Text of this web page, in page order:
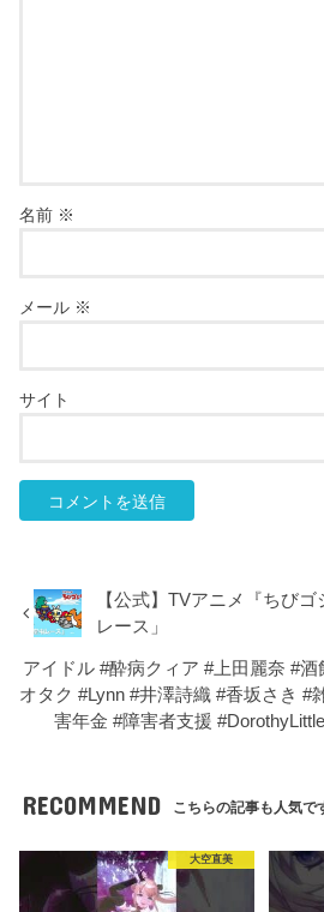
名前 ※
メール ※
サイト
【公式】TVアニメ『ちび
レース」
アイドル #酔病クィア #上田麗奈 #
オタク #Lynn #井澤詩織 #香坂さき #
害年金 #障害者支援
RECOMMEND こちらの記事も人気で
大空直美